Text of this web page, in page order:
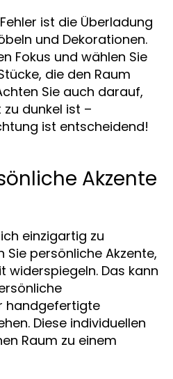
ist die Überladung
und Dekorationen.
Fokus und wählen Sie
die den Raum
Sie auch darauf,
dunkel ist –
ist entscheidend!
Akzente
einzigartig zu
persönliche Akzente,
widerspiegeln. Das kann
handgefertigte
Diese individuellen
Raum zu einem